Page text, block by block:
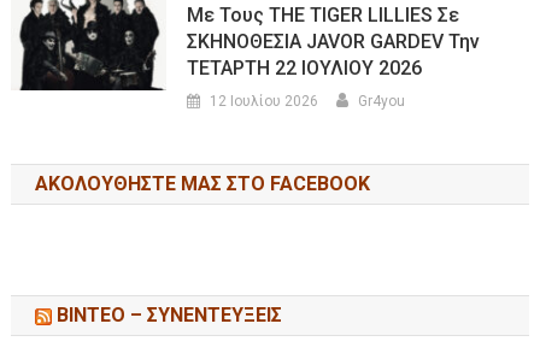
Με Τους THE TIGER LILLIES Σε
ΣΚΗΝΟΘΕΣΙΑ JAVOR GARDEV Την
ΤΕΤΑΡΤΗ 22 ΙΟΥΛΙΟΥ 2026
12 Ιουλίου 2026 Gr4you
ΑΚΟΛΟΥΘΉΣΤΕ ΜΑΣ ΣΤΟ FACEBOOK
ΒΙΝΤΕΟ – ΣΥΝΕΝΤΕΥΞΕΙΣ